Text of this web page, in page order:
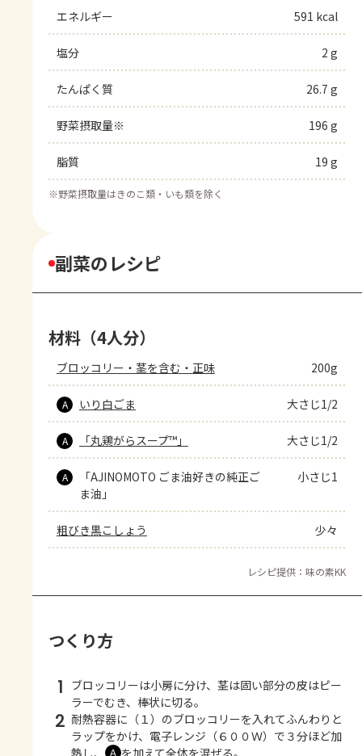
エネルギー 591 kcal
塩分 2 g
たんぱく質 26.7 g
野菜摂取量※ 196 g
脂質 19 g
※野菜摂取量はきのこ類・いも類を除く
副菜のレシピ
材料（4人分）
ブロッコリー・茎を含む・正味 200g
A いり白ごま 大さじ1/2
A 「丸鶏がらスープ™」 大さじ1/2
A
「AJINOMOTO ごま油好きの純正ご
ま油」
小さじ1
粗びき黒こしょう 少々
レシピ提供：味の素KK
つくり方
1 ブロッコリーは小房に分け、茎は固い部分の皮はピー
ラーでむき、棒状に切る。
2 耐熱容器に（１）のブロッコリーを入れてふんわりと
ラップをかけ、電子レンジ（６００Ｗ）で３分ほど加
Ａ